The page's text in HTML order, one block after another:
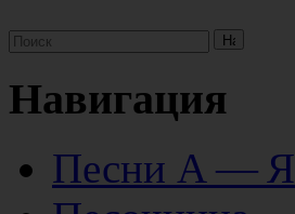
Навигация
Песни А — Я